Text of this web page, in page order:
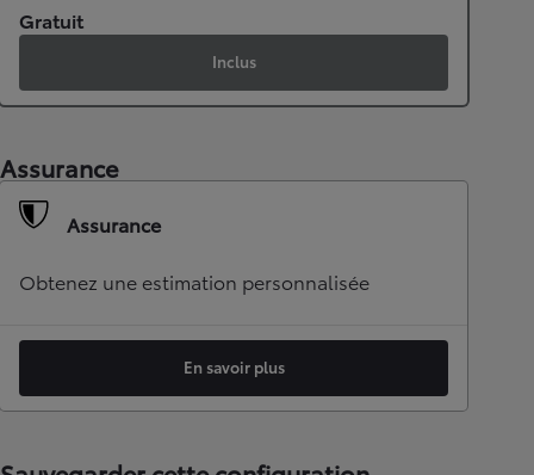
Gratuit
Inclus
Assurance
Assurance
Obtenez une estimation personnalisée
En savoir plus